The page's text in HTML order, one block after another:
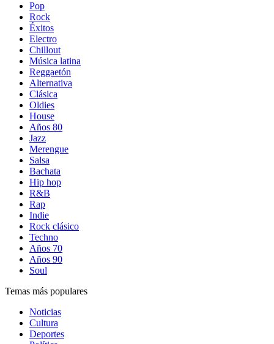
Pop
Rock
Éxitos
Electro
Chillout
Música latina
Reggaetón
Alternativa
Clásica
Oldies
House
Años 80
Jazz
Merengue
Salsa
Bachata
Hip hop
R&B
Rap
Indie
Rock clásico
Techno
Años 70
Años 90
Soul
Temas más populares
Noticias
Cultura
Deportes